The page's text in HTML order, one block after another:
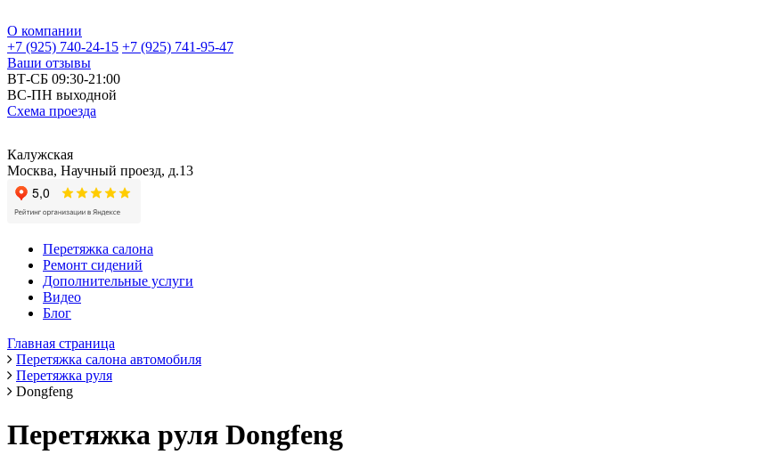
О компании
+7 (925) 740-24-15 +7 (925) 741-95-47
Ваши отзывы
ВТ-СБ 09:30-21:00
ВС-ПН выходной
Схема проезда
Калужская
Москва, Научный проезд, д.13
Перетяжка салона
Ремонт сидений
Дополнительные услуги
Видео
Блог
Главная страница
Перетяжка салона автомобиля
Перетяжка руля
Dongfeng
Перетяжка руля Dongfeng